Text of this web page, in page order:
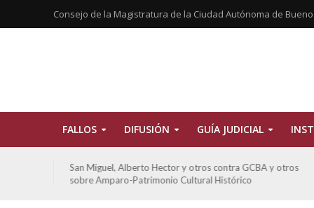
Consejo de la Magistratura de la Ciudad Autónoma de
FALLOS DIFUSIÓN GUÍA JUDICIAL
San Miguel, Alberto Hector y otros contra GCBA y otros
sobre Amparo-Patrimonio Cultural Histórico